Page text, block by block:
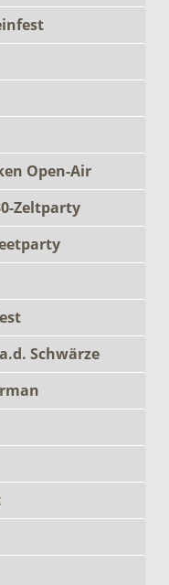
Open-Air
Zeltparty
Schwärze